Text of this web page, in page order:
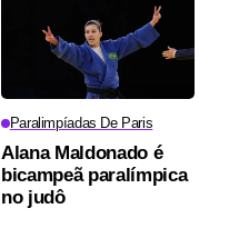
Paralimpíadas De Paris
Alana Maldonado é
bicampeã paralímpica
no judô